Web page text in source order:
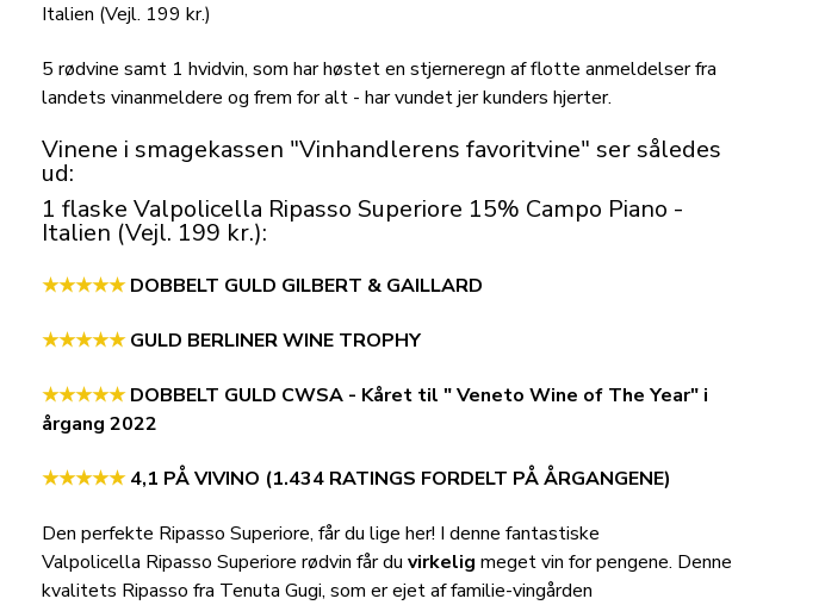
Italien (Vejl. 199 kr.)
5 rødvine samt 1 hvidvin, som har høstet en stjerneregn af flotte anmeldelser fra
landets vinanmeldere og frem for alt - har vundet jer kunders hjerter.
Vinene i smagekassen "Vinhandlerens favoritvine" ser således
ud:
1 flaske Valpolicella Ripasso Superiore 15% Campo Piano -
Italien (Vejl. 199 kr.):
★★★★★DOBBELT GULD GILBERT & GAILLARD
★★★★★ GULD BERLINER WINE TROPHY
★★★★★DOBBELT GULD CWSA - Kåret til " Veneto Wine of The Year" i
årgang 2022
★★★★★4,1 PÅ VIVINO (1.434 RATINGS FORDELT PÅ ÅRGANGENE)
Den perfekte Ripasso Superiore, får du lige her! I denne fantastiske
Valpolicella Ripasso Superiore rødvin får du virkelig meget vin for pengene. Denne
kvalitets Ripasso fra Tenuta Gugi, som er ejet af familie-vingården